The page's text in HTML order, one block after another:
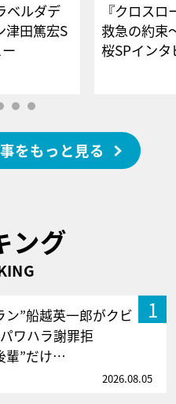
ベルダデ
津田篤宏S
ュー
『クロス
救急の約束
桜SPイ
をもっと見る
ング
1
ン”船越英一郎がクビ
ワハラ謝罪拒
輩”だけ…
2026.08.05